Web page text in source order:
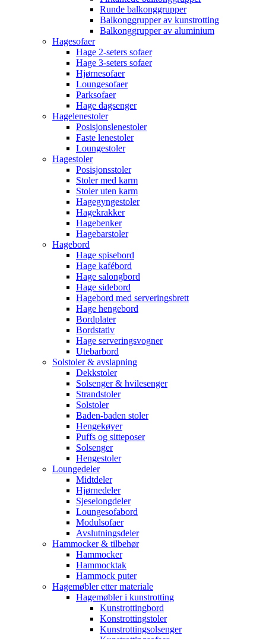
Runde balkonggrupper
Balkonggrupper av kunstrotting
Balkonggrupper av aluminium
Hagesofaer
Hage 2-seters sofaer
Hage 3-seters sofaer
Hjørnesofaer
Loungesofaer
Parksofaer
Hage dagsenger
Hagelenestoler
Posisjonslenestoler
Faste lenestoler
Loungestoler
Hagestoler
Posisjonsstoler
Stoler med karm
Stoler uten karm
Hagegyngestoler
Hagekrakker
Hagebenker
Hagebarstoler
Hagebord
Hage spisebord
Hage kafébord
Hage salongbord
Hage sidebord
Hagebord med serveringsbrett
Hage hengebord
Bordplater
Bordstativ
Hage serveringsvogner
Utebarbord
Solstoler & avslapning
Dekkstoler
Solsenger & hvilesenger
Strandstoler
Solstoler
Baden-baden stoler
Hengekøyer
Puffs og sitteposer
Solsenger
Hengestoler
Loungedeler
Midtdeler
Hjørnedeler
Sjeselongdeler
Loungesofabord
Modulsofaer
Avslutningsdeler
Hammocker & tilbehør
Hammocker
Hammocktak
Hammock puter
Hagemøbler etter materiale
Hagemøbler i kunstrotting
Kunstrottingbord
Konstrottingstoler
Kunstrottingsolsenger